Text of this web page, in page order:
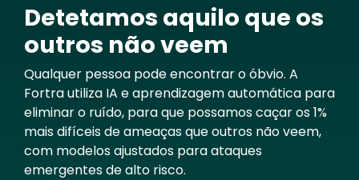
Detetamos aquilo que os
outros não veem
Qualquer pessoa pode encontrar o óbvio. A
Fortra utiliza IA e aprendizagem automática para
eliminar o ruído, para que possamos caçar os 1%
mais difíceis de ameaças que outros não veem,
com modelos ajustados para ataques
emergentes de alto risco.